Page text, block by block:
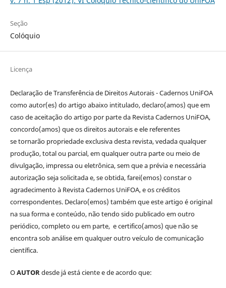
Seção
Colóquio
Licença
Declaração de Transferência de Direitos Autorais - Cadernos UniFOA
como autor(es) do artigo abaixo intitulado, declaro(amos) que em
caso de aceitação do artigo por parte da Revista Cadernos UniFOA,
concordo(amos) que os direitos autorais e ele referentes
se tornarão propriedade exclusiva desta revista, vedada qualquer
produção, total ou parcial, em qualquer outra parte ou meio de
divulgação, impressa ou eletrônica, sem que a prévia e necessária
autorização seja solicitada e, se obtida, farei(emos) constar o
agradecimento à Revista Cadernos UniFOA, e os créditos
correspondentes. Declaro(emos) também que este artigo é original
na sua forma e conteúdo, não tendo sido publicado em outro
periódico, completo ou em parte, e certifico(amos) que não se
encontra sob análise em qualquer outro veículo de comunicação
científica.
OAUTORdesde já está ciente e de acordo que: